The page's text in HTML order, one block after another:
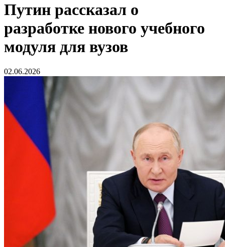
Путин рассказал о
разработке нового учебного
модуля для вузов
02.06.2026